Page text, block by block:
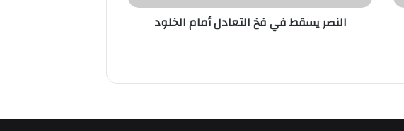
النصر يسقط في فخ التعادل أمام الخلود